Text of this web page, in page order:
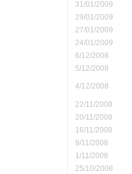
31/01/2009
29/01/2009
27/01/2009
24/01/2009
6/12/2008
5/12/2008
4/12/2008
22/11/2008
20/11/2008
16/11/2008
9/11/2008
1/11/2008
25/10/2008